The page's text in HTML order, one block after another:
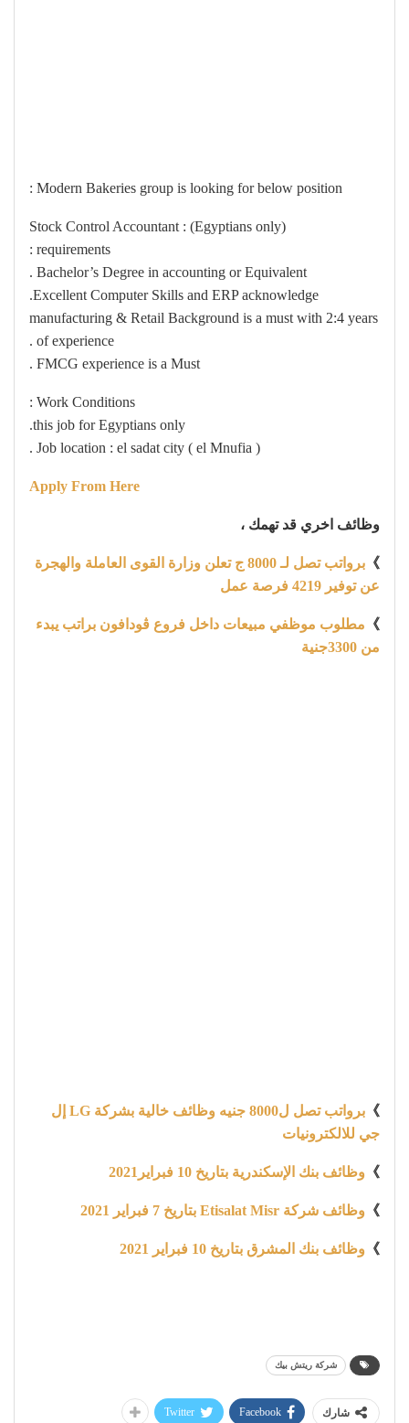
Modern Bakeries group is looking for below position :
Stock Control Accountant : (Egyptians only)
requirements :
Bachelor’s Degree in accounting or Equivalent .
Excellent Computer Skills and ERP acknowledge.
manufacturing & Retail Background is a must with 2:4 years
of experience .
FMCG experience is a Must .
Work Conditions :
this job for Egyptians only.
Job location : el sadat city ( el Mnufia ) .
Apply From Here
وظائف اخري قد تهمك ،
》
برواتب تصل لـ 8000 ج تعلن وزارة القوى العاملة والهجرة
عن توفير 4219 فرصة عمل
》 مطلوب موظفي مبيعات داخل فروع ڤودافون براتب يبدء
من 3300جنية
》
برواتب تصل ل8000 جنيه وظائف خالية بشركة LG إل
جي للالكترونيات
》 وظائف بنك الإسكندرية بتاريخ 10 فبراير2021
》 وظائف شركة Etisalat Misr بتاريخ 7 فبراير 2021
》 وظائف بنك المشرق بتاريخ 10 فبراير 2021
شركة ريتش بيك
شارك Facebook
Twitter